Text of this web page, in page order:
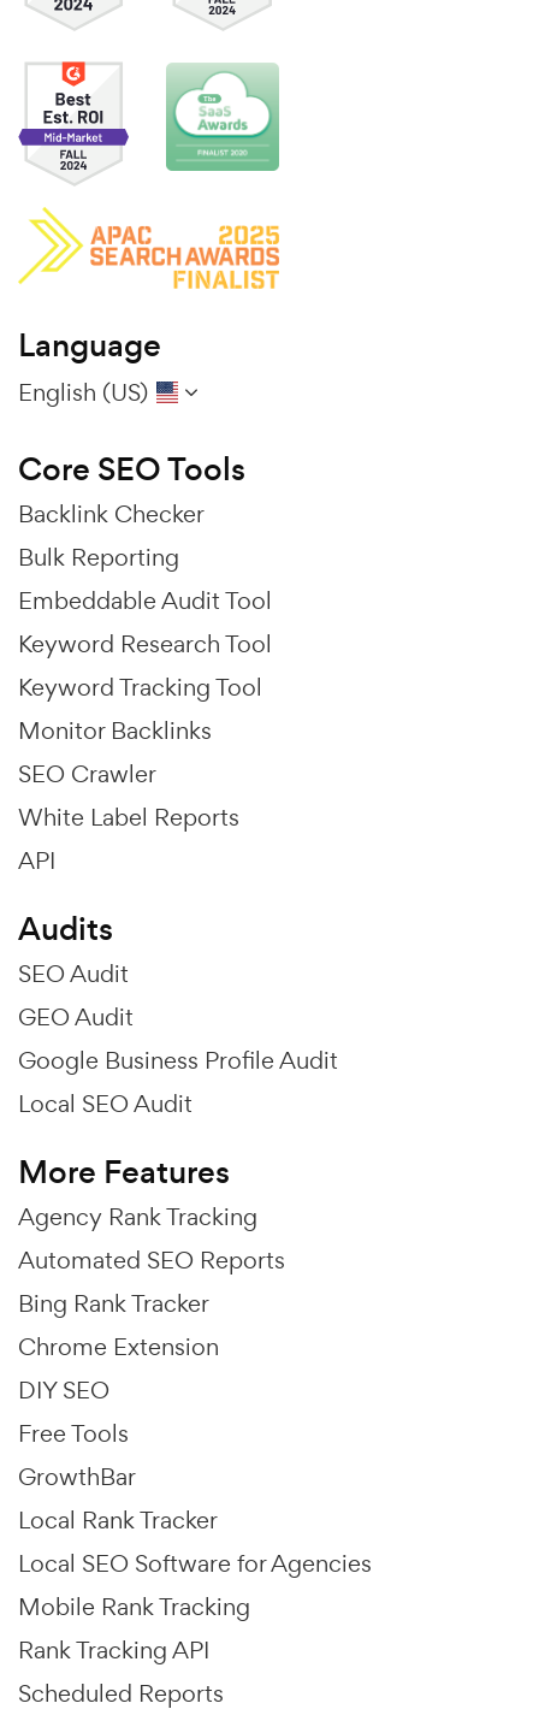
Language
English (US)
Core SEO Tools
Backlink Checker
Bulk Reporting
Embeddable Audit Tool
Keyword Research Tool
Keyword Tracking Tool
Monitor Backlinks
SEO Crawler
White Label Reports
API
Audits
SEO Audit
GEO Audit
Google Business Profile Audit
Local SEO Audit
More Features
Agency Rank Tracking
Automated SEO Reports
Bing Rank Tracker
Chrome Extension
DIY SEO
Free Tools
GrowthBar
Local Rank Tracker
Local SEO Software for Agencies
Mobile Rank Tracking
Rank Tracking API
Scheduled Reports